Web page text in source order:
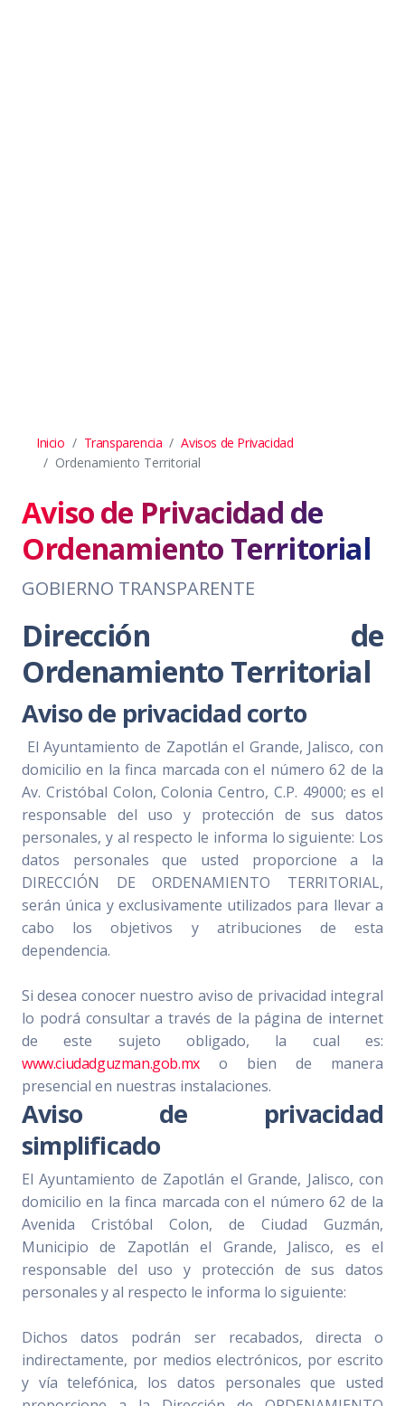
Inicio Transparencia
Avisos de Privacidad
Ordenamiento Territorial
Aviso de Privacidad de
Ordenamiento Territorial
GOBIERNO TRANSPARENTE
Dirección de
Ordenamiento Territorial
Aviso de privacidad corto
El Ayuntamiento de Zapotlán el Grande, Jalisco, con
domicilio en la finca marcada con el número 62 de la
Av. Cristóbal Colon, Colonia Centro, C.P. 49000; es el
responsable del uso y protección de sus datos
personales, y al respecto le informa lo siguiente: Los
datos personales que usted proporcione a la
DIRECCIÓN DE ORDENAMIENTO TERRITORIAL,
serán única y exclusivamente utilizados para llevar a
cabo los objetivos y atribuciones de esta
dependencia.
Si desea conocer nuestro aviso de privacidad integral
lo podrá consultar a través de la página de internet
de este sujeto obligado, la cual es:
www.ciudadguzman.gob.mxo bien de manera
presencial en nuestras instalaciones.
Aviso de privacidad
simplificado
El Ayuntamiento de Zapotlán el Grande, Jalisco, con
domicilio en la finca marcada con el número 62 de la
Avenida Cristóbal Colon, de Ciudad Guzmán,
Municipio de Zapotlán el Grande, Jalisco, es el
responsable del uso y protección de sus datos
personales y al respecto le informa lo siguiente:
Dichos datos podrán ser recabados, directa o
indirectamente, por medios electrónicos, por escrito
y vía telefónica, los datos personales que usted